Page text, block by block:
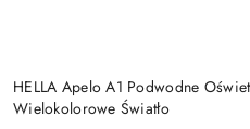
HELLA Apelo A1 Podwodne
Wielokolorowe Światło